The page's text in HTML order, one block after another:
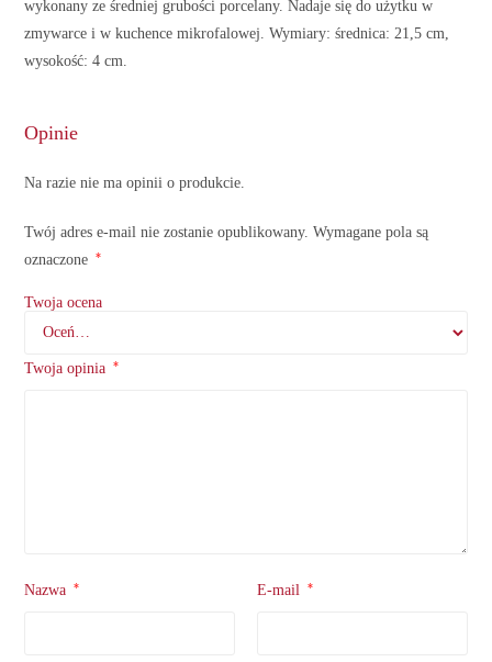
wykonany ze średniej grubości porcelany. Nadaje się do użytku w
zmywarce i w kuchence mikrofalowej. Wymiary: średnica: 21,5 cm,
wysokość: 4 cm.
Opinie
Na razie nie ma opinii o produkcie.
Twój adres e-mail nie zostanie opublikowany. Wymagane pola są
oznaczone
*
Twoja ocena
Twoja opinia *
Nazwa * E-mail *